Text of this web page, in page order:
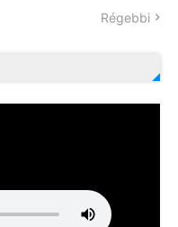
Régebbi